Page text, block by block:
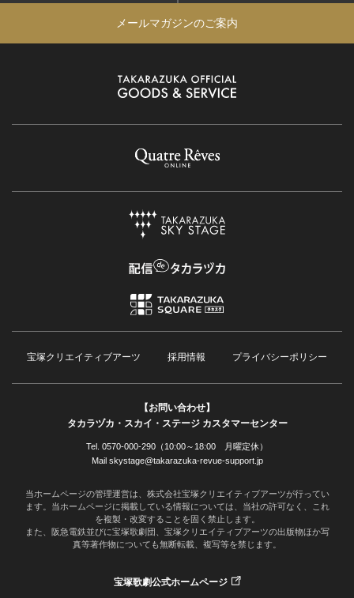
メールマガジンのご案内
宝塚クリエイティブアーツ 採用情報 プライバシーポリシー
【お問い合わせ】
タカラヅカ・スカイ・ステージ カスタマーセンター
Tel. 0570-000-290（10:00～18:00 月曜定休）
Mail skystage@takarazuka-revue-support.jp
当ホームページの管理運営は、株式会社宝塚クリエイティブアーツが行ってい
ます。当ホームページに掲載している情報については、当社の許可なく、これ
を複製・改変することを固く禁止します。
また、阪急電鉄並びに宝塚歌劇団、宝塚クリエイティブアーツの出版物ほか写
真等著作物についても無断転載、複写等を禁じます。
宝塚歌劇公式ホームページ